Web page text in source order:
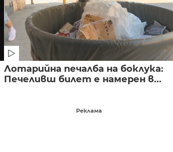
Лотарийна печалба на боклука:
Печеливш билет е намерен в...
Реклама